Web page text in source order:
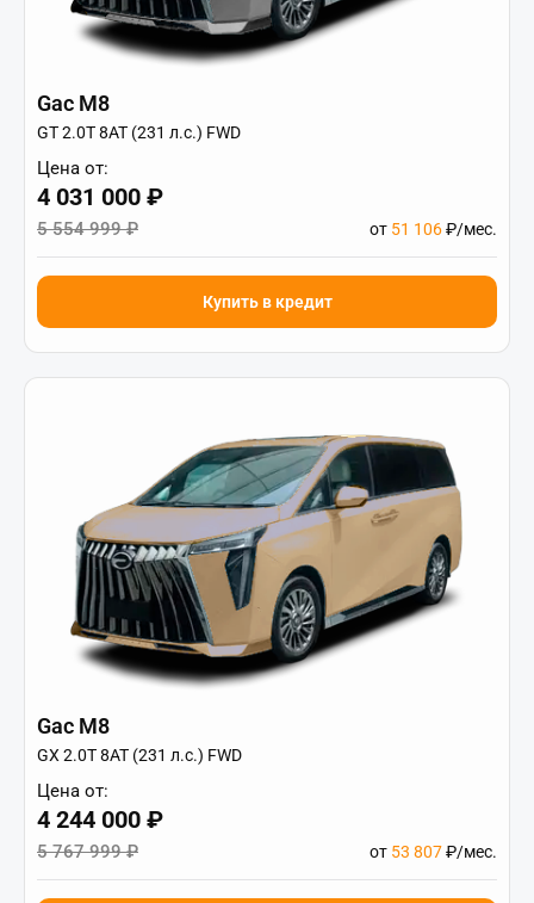
Gac M8
GT 2.0T 8AT (231 л.с.) FWD
Цена от:
4 031 000 ₽
5 554 999 ₽ от 51 106₽/мес.
Купить в кредит
Gac M8
GX 2.0T 8AT (231 л.с.) FWD
Цена от:
4 244 000 ₽
5 767 999 ₽ от 53 807₽/мес.